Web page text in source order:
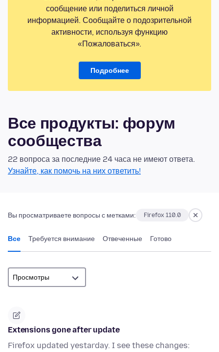
сообщение или поделиться личной
информацией. Сообщайте о подозрительной
активности, используя функцию
«Пожаловаться».
Подробнее
Все продукты: форум
сообщества
22 вопроса за последние 24 часа не имеют ответа.
Узнайте, как помочь на них ответить!
Вы просматриваете вопросы с метками: Firefox 110.0
Все Требуется внимание Отвеченные Готово
Extensions gone after update
Firefox updated yestarday. I see these changes: